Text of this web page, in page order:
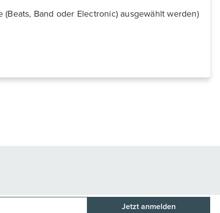
Band oder Electronic) ausgewählt werden)